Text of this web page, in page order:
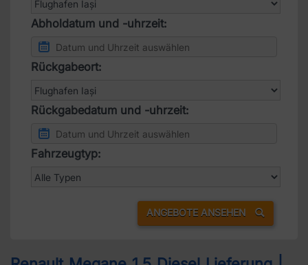
Abholdatum und -uhrzeit:
Rückgabeort:
Rückgabedatum und -uhrzeit:
Fahrzeugtyp:
ANGEBOTE ANSEHEN